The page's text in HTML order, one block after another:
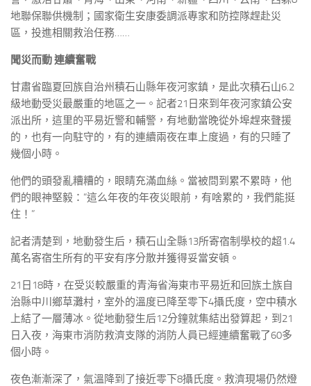
地聯保聯供機制；國家衛生安康委調派專家和防控隊趕赴災
區，投進相關救治任務……
聞災而動 連續奮戰
甘肅省臨夏回族自治州積石山縣年夜河家鎮，是此次積石山6.2
級地動受災最嚴重的地區之一。記者21日來到年夜河家鎮公安
派出所，這里的平易近警和輔警，有地動當晚從外埠趕來聲援
的，也有一向駐守的，有的連續兩夜在車上度過，有的只睡了
幾個小時。
他們的頭發亂糟糟的，眼睛充滿血絲。當被問到累不累時，他
們的眼神堅毅：“這么年夜的年夜災眼前，有啥累的，我們能挺
住！”
記者清楚到，地動發生后，積石山全縣13所寄宿制學校的超1.4
萬名寄宿生所有的平安有序分散并獲得妥當安頓。
21日18時，在受災較嚴重的青海省海東市平易近和回族土族自
治縣中川鄉草灘村，室外的溫度已降至零下4攝氏度，空中積水
上結了一層薄冰。從地動發生后12分鐘就集結出發算起，到21
日入夜，海東市消防救濟支隊的消防人員已經連續奮戰了60多
個小時。
夜色漸漸深了，氣溫降到了接近零下8攝氏度。救濟現場仍然燈